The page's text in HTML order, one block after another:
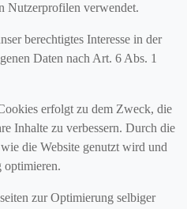
Nutzerprofilen verwendet.
berechtigtes Interesse in der
Daten nach Art. 6 Abs. 1
erfolgt zu dem Zweck, die
Inhalte zu verbessern. Durch die
die Website genutzt wird und
optimieren.
zur Optimierung selbiger